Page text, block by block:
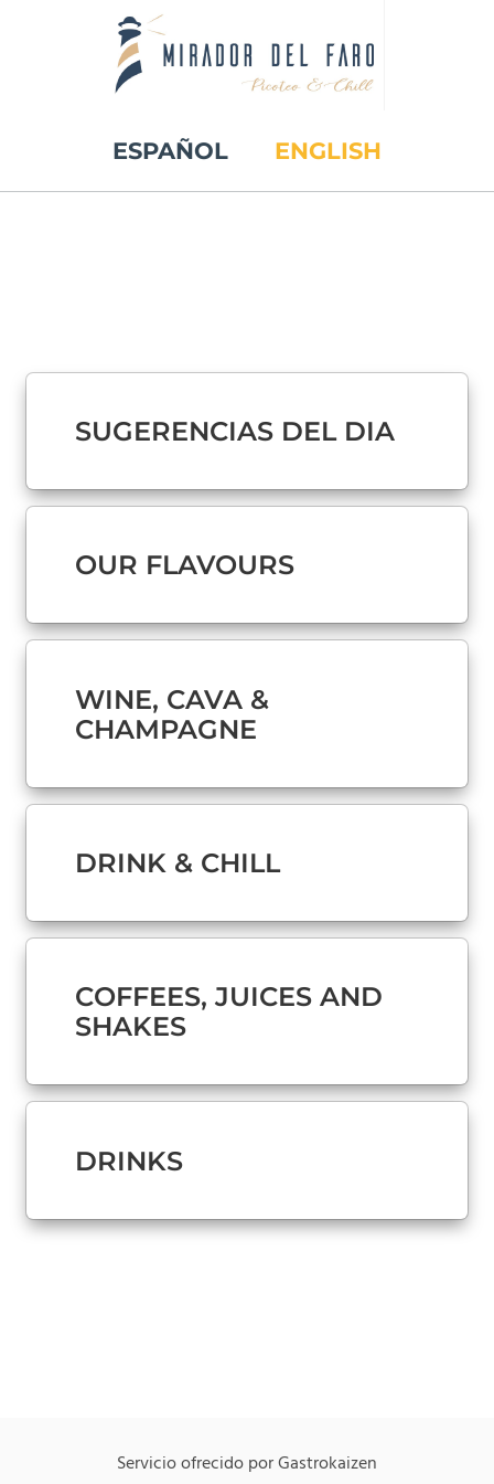
ESPAÑOL ENGLISH
SUGERENCIAS DEL DIA
OUR FLAVOURS
WINE, CAVA &
CHAMPAGNE
DRINK & CHILL
COFFEES, JUICES AND
SHAKES
DRINKS
Servicio ofrecido por Gastrokaizen